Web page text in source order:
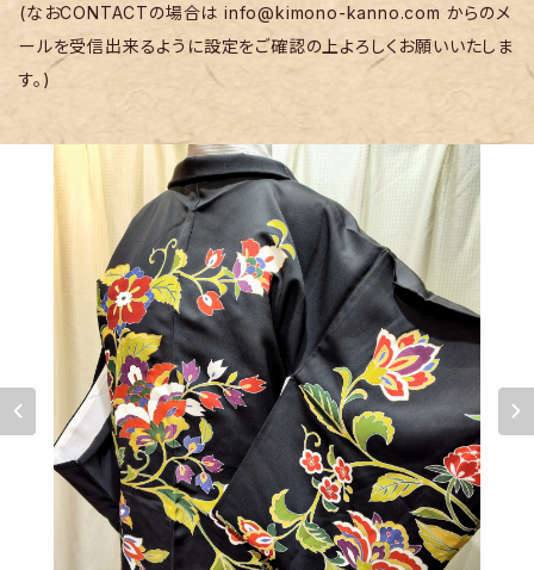
(なおCONTACTの場合はinfo@kimono-kanno.com からのメ
ールを受信出来るように設定をご確認の上よろしくお願いいたしま
す。)